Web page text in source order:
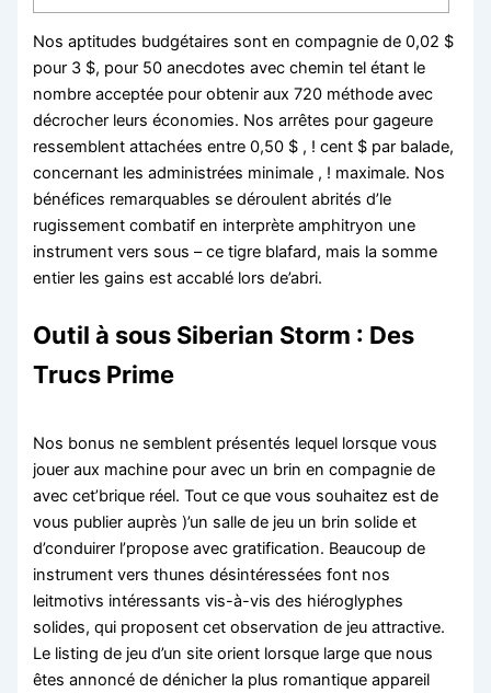
Nos aptitudes budgétaires sont en compagnie de 0,02 $
pour 3 $, pour 50 anecdotes avec chemin tel étant le
nombre acceptée pour obtenir aux 720 méthode avec
décrocher leurs économies. Nos arrêtes pour gageure
ressemblent attachées entre 0,50 $ , ! cent $ par balade,
concernant les administrées minimale , ! maximale. Nos
bénéfices remarquables se déroulent abrités d’le
rugissement combatif en interprète amphitryon une
instrument vers sous – ce tigre blafard, mais la somme
entier les gains est accablé lors de’abri.
Outil à sous Siberian Storm : Des
Trucs Prime
Nos bonus ne semblent présentés lequel lorsque vous
jouer aux machine pour avec un brin en compagnie de
avec cet’brique réel. Tout ce que vous souhaitez est de
vous publier auprès )’un salle de jeu un brin solide et
d’conduirer l’propose avec gratification. Beaucoup de
instrument vers thunes désintéressées font nos
leitmotivs intéressants vis-à-vis des hiéroglyphes
solides, qui proposent cet observation de jeu attractive.
Le listing de jeu d’un site orient lorsque large que nous
êtes annoncé de dénicher la plus romantique appareil